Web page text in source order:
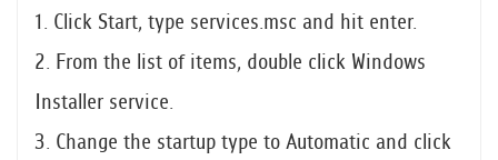
1. Click Start, type services.msc and hit enter.
2. From the list of items, double click Windows
Installer service.
3. Change the startup type to Automatic and click